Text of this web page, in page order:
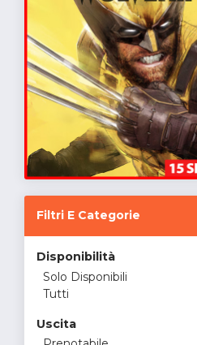
Filtri E Categorie
Disponibilità
Solo Disponibili
Tutti
Uscita